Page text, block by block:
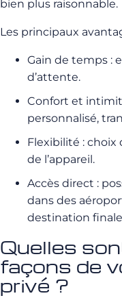
bien plus raisonnable.
Les principaux
Gain de temps :
d’attente.
Confort et
personnalisé,
Flexibilité : choix
de l’appareil.
Accès direct :
dans des
destination
Quelles
façons de
privé ?